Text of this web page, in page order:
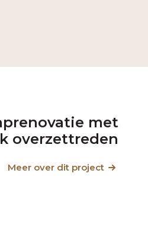
met
overzettreden
Meer over dit project